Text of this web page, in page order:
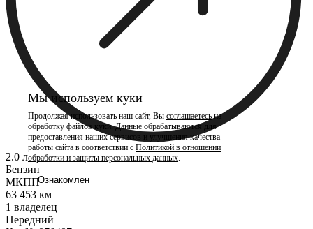
2.0 л
Бензин
МКПП
63 453 км
1 владелец
Передний
Мы используем куки
Продолжая использовать наш сайт, Вы соглашаетесьна
обработку файлов куки. Данные обрабатываются для
предоставления наших сервисов и улучшения качества
работы сайта в соответствии с Политикой в отношении
обработки и защиты персональных данных.
Ознакомлен